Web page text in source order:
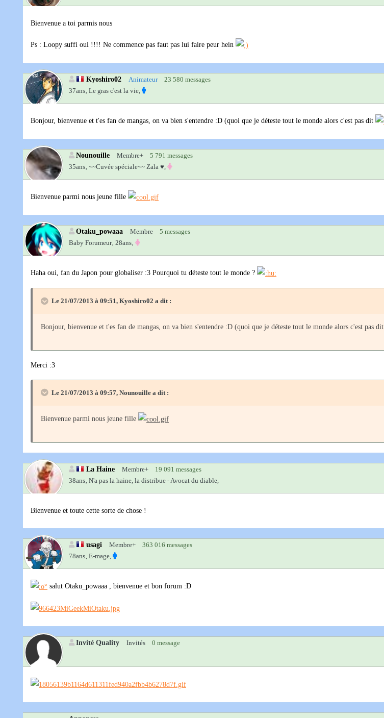
Bienvenue a toi parmis nous
Ps : Loopy suffi oui !!!! Ne commence pas faut pas lui faire peur hein
Kyoshiro02 Animateur
23 580 messages
37ans‚ Le gras c'est la vie,
Bonjour, bienvenue et t'es fan de mangas, on va bien s'entendre :D (quoi que je déteste tout le monde alors c'est pas dit
Nounouille Membre+
5 791 messages
35ans‚ ~~Cuvée spéciale~~ Zala ♥,
Bienvenue parmi nous jeune fille
Otaku_powaaa Membre 5 messages
Baby Forumeur‚ 28ans‚
Haha oui, fan du Japon pour globaliser :3 Pourquoi tu déteste tout le monde ?
Le 21/07/2013 à 09:51, Kyoshiro02 a dit :
Bonjour, bienvenue et t'es fan de mangas, on va bien s'entendre :D (quoi que je déteste tout le monde alors c'est pas dit
Merci :3
Le 21/07/2013 à 09:57, Nounouille a dit :
Bienvenue parmi nous jeune fille
La Haine Membre+
19 091 messages
38ans‚ N'a pas la haine, la distribue - Avocat du diable,
Bienvenue et toute cette sorte de chose !
usagi Membre+
363 016 messages
78ans‚ E-mage,
salut Otaku_powaaa , bienvenue et bon forum :D
Invité Quality Invités 0 message